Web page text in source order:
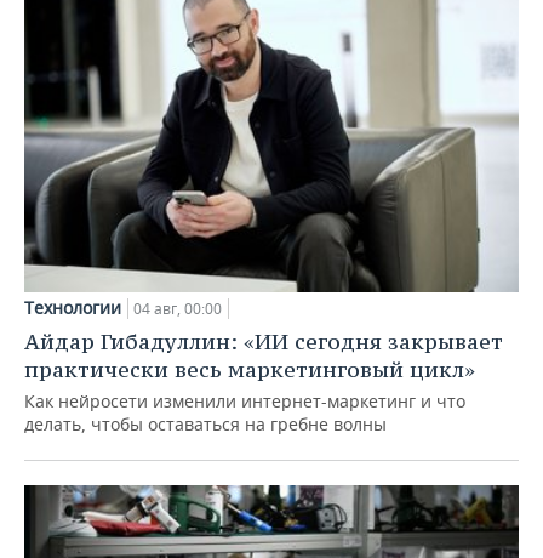
Технологии 04 авг, 00:00
Айдар Гибадуллин: «ИИ сегодня закрывает
практически весь маркетинговый цикл»
Как нейросети изменили интернет-маркетинг и что
делать, чтобы оставаться на гребне волны